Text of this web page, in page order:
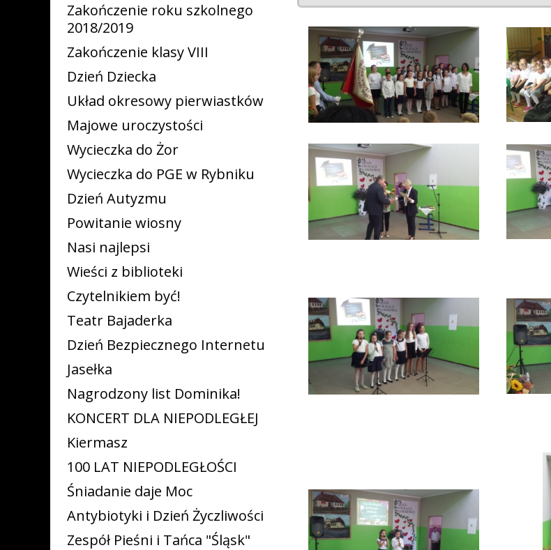
Zakończenie roku szkolnego
2018/2019
Zakończenie klasy VIII
Dzień Dziecka
Układ okresowy pierwiastków
Majowe uroczystości
Wycieczka do Żor
Wycieczka do PGE w Rybniku
Dzień Autyzmu
Powitanie wiosny
Nasi najlepsi
Wieści z biblioteki
Czytelnikiem być!
Teatr Bajaderka
Dzień Bezpiecznego Internetu
Jasełka
Nagrodzony list Dominika!
KONCERT DLA NIEPODLEGŁEJ
Kiermasz
100 LAT NIEPODLEGŁOŚCI
Śniadanie daje Moc
Antybiotyki i Dzień Życzliwości
Zespół Pieśni i Tańca "Śląsk"